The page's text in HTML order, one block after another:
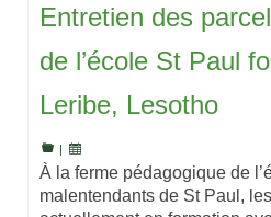
Entretien des
de l’école St Paul
Leribe, Lesotho
|
À la ferme pédagogique de
malentendants de St Paul,